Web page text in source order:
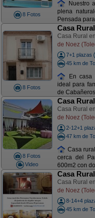
8 Fotos
Nuestro
plena
Pensada
8 Fotos
Casa
Casa Rural en
de Noez
7+1 plazas
45 km de
En casa
ideal para
de
8 Fotos
Video
Casa
Casa Rural en
de Noez
2-12+1
47 km de
Casa
cerca del
600m2 con
Casa
Casa Rural en
de Noez
8-14+4
45 km de